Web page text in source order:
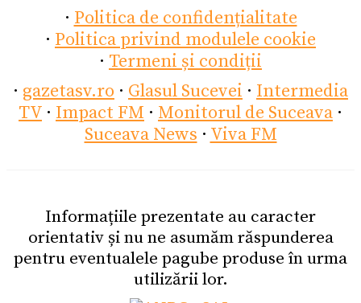
· Politica de confidențialitate
· Politica privind modulele cookie
· Termeni și condiții
· gazetasv.ro · Glasul Sucevei · Intermedia
TV · Impact FM · Monitorul de Suceava ·
Suceava News · Viva FM
Informațiile prezentate au caracter
orientativ și nu ne asumăm răspunderea
pentru eventualele pagube produse în urma
utilizării lor.